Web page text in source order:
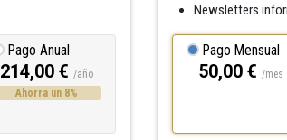
Pago Anual
214,00 €/año
Ahorra un 8%
Newsletters
Pago Mensual
50,00 €/mes